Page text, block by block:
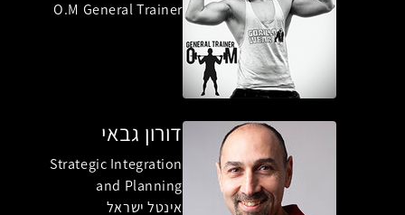
O.M General Trainer
דורון גבאי
Strategic Integration
and Planning
אינטל ישראל